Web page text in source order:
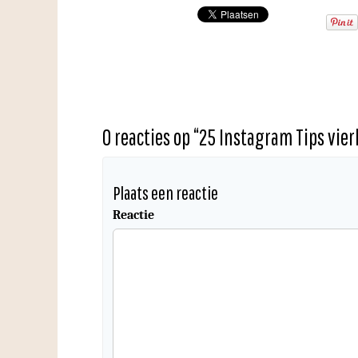
0 reacties op “25 Instagram Tips
Plaats een reactie
Reactie